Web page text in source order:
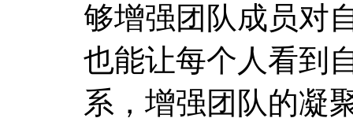
够增强团队成员对
也能让每个人看到
系，增强团队的凝